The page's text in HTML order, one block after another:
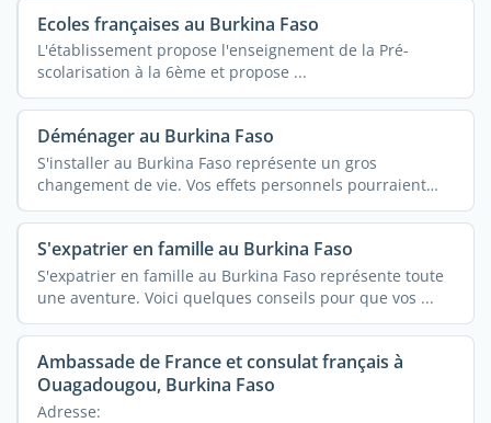
Ecoles françaises au Burkina Faso
L'établissement propose l'enseignement de la Pré-
scolarisation à la 6ème et propose ...
Déménager au Burkina Faso
S'installer au Burkina Faso représente un gros
changement de vie. Vos effets personnels pourraient
vous ...
S'expatrier en famille au Burkina Faso
S'expatrier en famille au Burkina Faso représente toute
une aventure. Voici quelques conseils pour que vos ...
Ambassade de France et consulat français à
Ouagadougou, Burkina Faso
Adresse: